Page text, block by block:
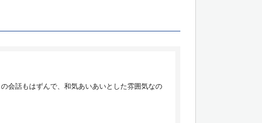
会話もはずんで、和気あいあいとした雰囲気なの